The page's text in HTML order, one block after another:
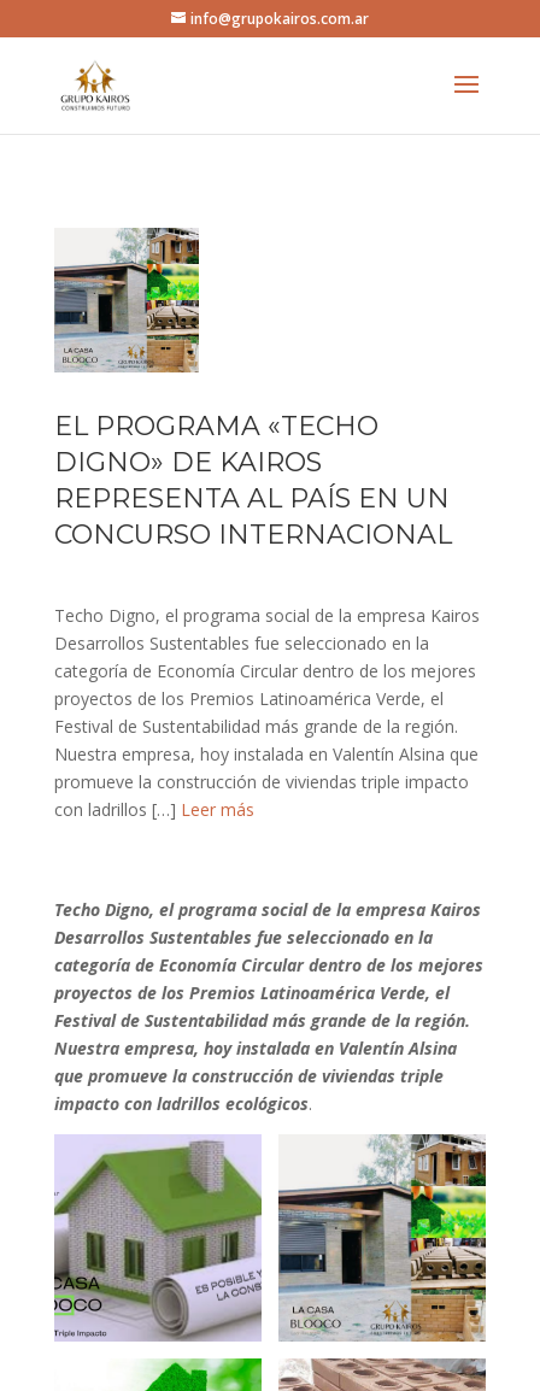
info@grupokairos.com.ar
EL PROGRAMA «TECHO
DIGNO» DE KAIROS
REPRESENTA AL PAÍS EN UN
CONCURSO INTERNACIONAL
Techo Digno, el programa social de la empresa Kairos
Desarrollos Sustentables fue seleccionado en la
categoría de Economía Circular dentro de los mejores
proyectos de los Premios Latinoamérica Verde, el
Festival de Sustentabilidad más grande de la región.
Nuestra empresa, hoy instalada en Valentín Alsina que
promueve la construcción de viviendas triple impacto
con ladrillos […] Leer más
Techo Digno, el programa social de la empresa Kairos
Desarrollos Sustentables fue seleccionado en la
categoría de Economía Circular dentro de los mejores
proyectos de los Premios Latinoamérica Verde, el
Festival de Sustentabilidad más grande de la región.
Nuestra empresa, hoy instalada en Valentín Alsina
que promueve la construcción de viviendas triple
impacto con ladrillos ecológicos.